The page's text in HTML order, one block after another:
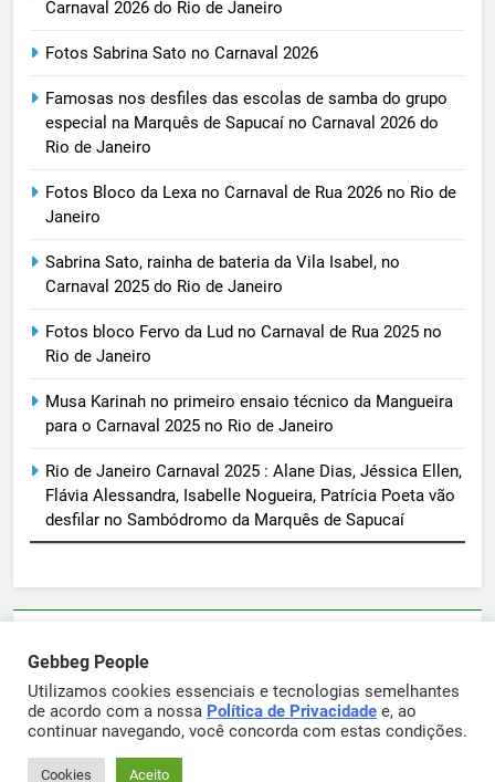
Carnaval 2026 do Rio de Janeiro
Fotos Sabrina Sato no Carnaval 2026
Famosas nos desfiles das escolas de samba do grupo
especial na Marquês de Sapucaí no Carnaval 2026 do
Rio de Janeiro
Fotos Bloco da Lexa no Carnaval de Rua 2026 no Rio de
Janeiro
Sabrina Sato, rainha de bateria da Vila Isabel, no
Carnaval 2025 do Rio de Janeiro
Fotos bloco Fervo da Lud no Carnaval de Rua 2025 no
Rio de Janeiro
Musa Karinah no primeiro ensaio técnico da Mangueira
para o Carnaval 2025 no Rio de Janeiro
Rio de Janeiro Carnaval 2025 : Alane Dias, Jéssica Ellen,
Flávia Alessandra, Isabelle Nogueira, Patrícia Poeta vão
desfilar no Sambódromo da Marquês de Sapucaí
sortimentos@yahoo.com.br
Gebbeg Powered ByBlazeThemes.
Gebbeg People
Utilizamos cookies essenciais e tecnologias semelhantes
de acordo com a nossa Política de Privacidade e, ao
continuar navegando, você concorda com estas condições.
Cookies Aceito